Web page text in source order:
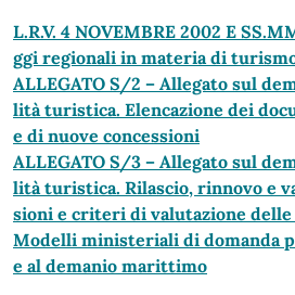
L.R.V. 4 NOVEMBRE 2002 E
ggi regionali in materia di
ALLEGATO S/2 – Allegato sul
lità turistica. Elencazione dei
e di nuove concessioni
ALLEGATO S/3 – Allegato sul
lità turistica. Rilascio, rinnovo e
sioni e criteri di valutazione delle
Modelli ministeriali di domanda
e al demanio marittimo